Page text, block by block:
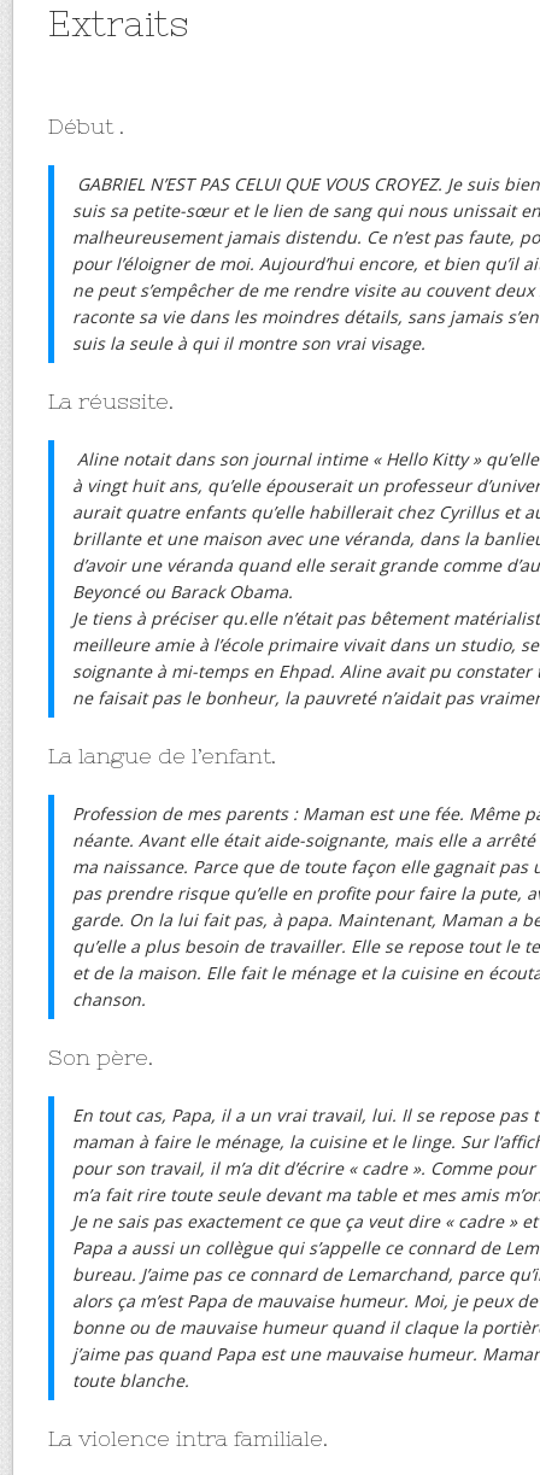
Extraits
Début .
GABRIEL N’EST PAS CELUI QUE VOUS CROYEZ. Je suis
suis sa petite-sœur et le lien de sang qui nous unissait
malheureusement jamais distendu. Ce n’est pas faute,
pour l’éloigner de moi. Aujourd’hui encore, et bien qu’il
ne peut s’empêcher de me rendre visite au couvent
raconte sa vie dans les moindres détails, sans jamais
suis la seule à qui il montre son vrai visage.
La réussite.
Aline notait dans son journal intime « Hello Kitty »
à vingt huit ans, qu’elle épouserait un professeur
aurait quatre enfants qu’elle habillerait chez Cyrillus et
brillante et une maison avec une véranda, dans la
d’avoir une véranda quand elle serait grande comme
Beyoncé ou Barack Obama.
Je tiens à préciser qu.elle n’était pas bêtement
meilleure amie à l’école primaire vivait dans un studio,
soignante à mi-temps en Ehpad. Aline avait pu constater
ne faisait pas le bonheur, la pauvreté n’aidait pas
La langue de l’enfant.
Profession de mes parents : Maman est une fée. Même
néante. Avant elle était aide-soignante, mais elle a
ma naissance. Parce que de toute façon elle gagnait
pas prendre risque qu’elle en profite pour faire la pute,
garde. On la lui fait pas, à papa. Maintenant, Maman a
qu’elle a plus besoin de travailler. Elle se repose tout le
et de la maison. Elle fait le ménage et la cuisine en
chanson.
Son père.
En tout cas, Papa, il a un vrai travail, lui. Il se repose pas
maman à faire le ménage, la cuisine et le linge. Sur
pour son travail, il m’a dit d’écrire « cadre ». Comme
m’a fait rire toute seule devant ma table et mes amis
Je ne sais pas exactement ce que ça veut dire « cadre »
Papa a aussi un collègue qui s’appelle ce connard de
bureau. J’aime pas ce connard de Lemarchand, parce
alors ça m’est Papa de mauvaise humeur. Moi, je peux
bonne ou de mauvaise humeur quand il claque la
j’aime pas quand Papa est une mauvaise humeur.
toute blanche.
La violence intra familiale.